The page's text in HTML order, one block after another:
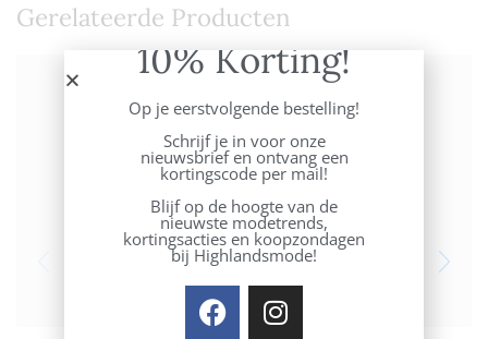
Gerelateerde Producten
10% Korting!
Op je eerstvolgende bestelling!
Schrijf je in voor onze
nieuwsbrief en ontvang een
kortingscode per mail!
Blijf op de hoogte van de
nieuwste modetrends,
kortingsacties en koopzondagen
bij Highlandsmode!